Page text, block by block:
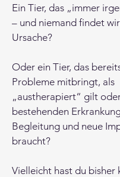
Ein Tier, das „immer
– und niemand findet
Ursache?
Oder ein Tier, das
Probleme mitbringt, als
„austherapiert“ gilt
bestehenden
Begleitung und neue
braucht?
Vielleicht hast du bisher